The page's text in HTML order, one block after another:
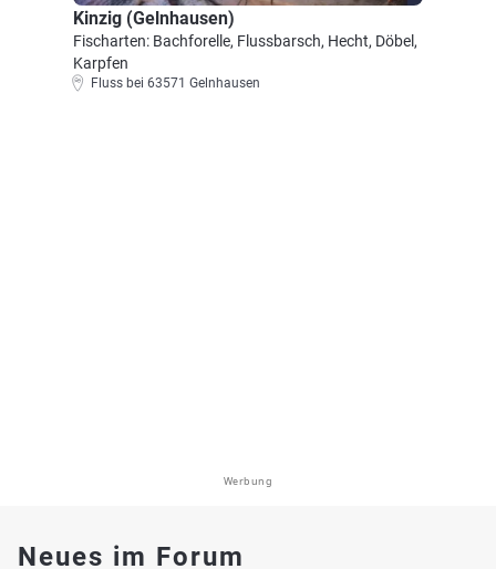
Kinzig (Gelnhausen)
Fischarten: Bachforelle, Flussbarsch, Hecht, Döbel,
Karpfen
Fluss bei 63571 Gelnhausen
Werbung
Neues im Forum